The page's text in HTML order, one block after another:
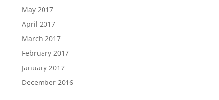
May 2017
April 2017
March 2017
February 2017
January 2017
December 2016